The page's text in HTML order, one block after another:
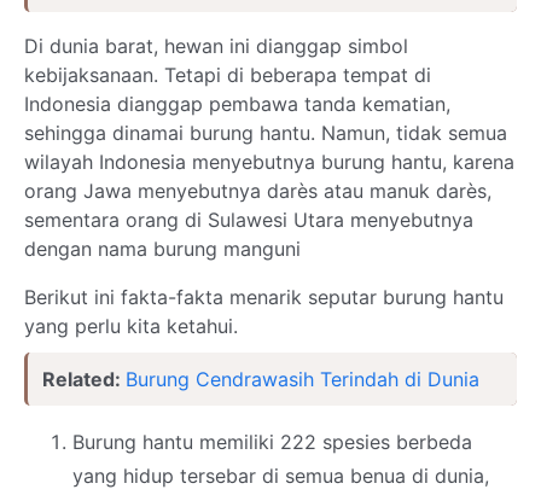
Di dunia barat, hewan ini dianggap simbol
kebijaksanaan. Tetapi di beberapa tempat di
Indonesia dianggap pembawa tanda kematian,
sehingga dinamai burung hantu. Namun, tidak semua
wilayah Indonesia menyebutnya burung hantu, karena
orang Jawa menyebutnya darès atau manuk darès,
sementara orang di Sulawesi Utara menyebutnya
dengan nama burung manguni
Berikut ini fakta-fakta menarik seputar burung hantu
yang perlu kita ketahui.
Related: Burung Cendrawasih Terindah di Dunia
Burung hantu memiliki 222 spesies berbeda
yang hidup tersebar di semua benua di dunia,